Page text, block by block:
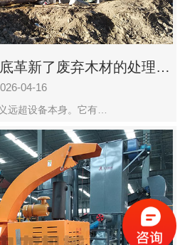
革新了废弃木材的处理模
式04-16
远超设备本身。它有…